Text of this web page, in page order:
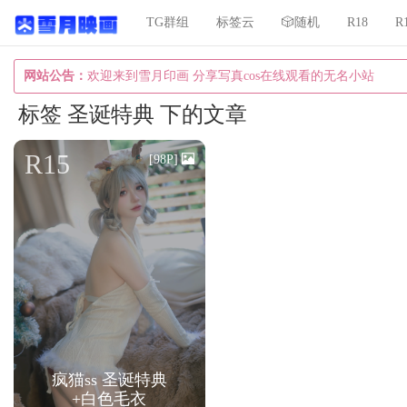
网站公告： 欢迎来到雪月印画 分享写真cos在线观看的无名小站
TG群组 标签云 🎲随机 R18
标签 圣诞特典 下的文章
疯猫ss 圣诞特典
+白色毛衣
R15 [98P]